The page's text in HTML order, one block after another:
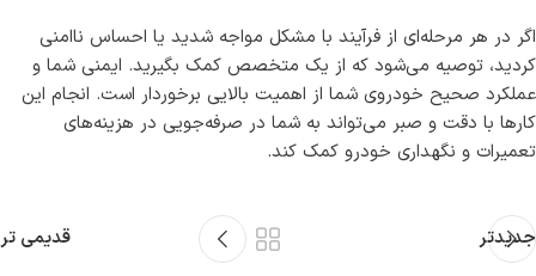
اگر در هر مرحله‌ای از فرآیند با مشکل مواجه شدید یا احساس ناامنی
کردید، توصیه می‌شود که از یک متخصص کمک بگیرید. ایمنی شما و
عملکرد صحیح خودروی شما از اهمیت بالایی برخوردار است. انجام این
کارها با دقت و صبر می‌تواند به شما در صرفه‌جویی در هزینه‌های
تعمیرات و نگهداری خودرو کمک کند.
جدیدتر قدیمی تر